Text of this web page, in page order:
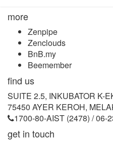
more
Zenpipe
Zenclouds
BnB.my
Beemember
find us
SUITE 2.5, INKUBATOR K-
75450 AYER KEROH,
1700-80-AIST (2478) / 06-
get in touch